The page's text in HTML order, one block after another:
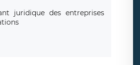
juridique des entreprises